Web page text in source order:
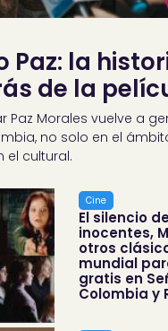
Paz: la
de la
Paz Morales vuelve a
no solo en el
el cultural.
Cine
El silencio
inocentes,
otros
mundial
gratis en
Colombia y